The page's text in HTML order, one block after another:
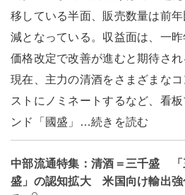
移している半面、販売数量は前年
減となっている。収益面は、一昨
価格改定で改善が進むと期待され
現在、主力の清酒をさまざまなコ
ストにノミネートするなど、看板
ンド「國盛」…続きを読む
中部流通特集：清酒＝三千盛 「
盛」の認知拡大 米国向け輸出強